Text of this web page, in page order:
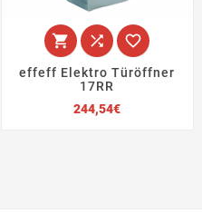
  
effeff Elektro Türöffner
17RR
244,54€Preis